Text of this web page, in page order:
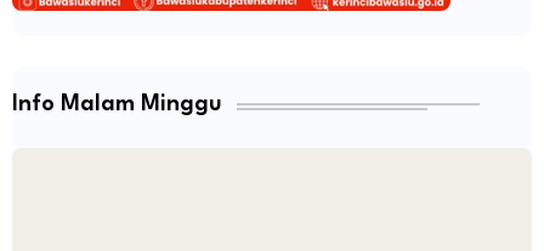
Info Malam Minggu